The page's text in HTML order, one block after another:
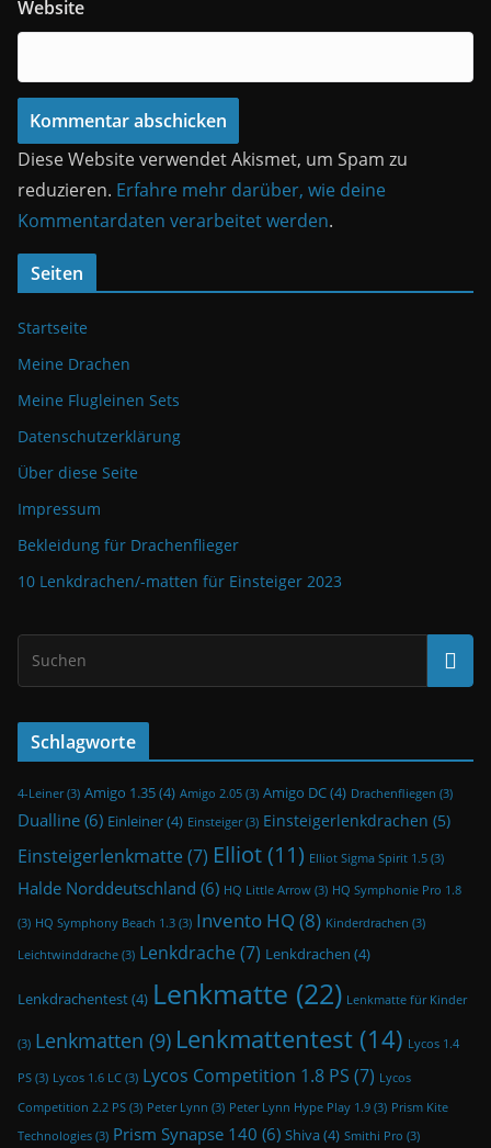
Website
Diese Website verwendet Akismet, um Spam zu
reduzieren. Erfahre mehr darüber, wie deine
Kommentardaten verarbeitet werden.
Seiten
Startseite
Meine Drachen
Meine Flugleinen Sets
Datenschutzerklärung
Über diese Seite
Impressum
Bekleidung für Drachenflieger
10 Lenkdrachen/-matten für Einsteiger 2023
Schlagworte
4-Leiner(3) Amigo 1.35(4) Amigo 2.05 (3) Amigo DC(4) Drachenfliegen (3)
Dualline(6) Einleiner(4) Einsteiger(3) Einsteigerlenkdrachen (5)
Einsteigerlenkmatte (7) Elliot(11) Elliot Sigma Spirit 1.5 (3)
Halde Norddeutschland (6) HQ Little Arrow (3) HQ Symphonie Pro 1.8
(3) HQ Symphony Beach 1.3 (3) Invento HQ(8) Kinderdrachen (3)
Leichtwinddrache (3) Lenkdrache (7) Lenkdrachen (4)
Lenkdrachentest(4) Lenkmatte (22) Lenkmatte für Kinder
(3) Lenkmatten (9) Lenkmattentest (14) Lycos 1.4
PS (3) Lycos 1.6 LC (3) Lycos Competition 1.8 PS (7) Lycos
Competition 2.2 PS (3) Peter Lynn (3) Peter Lynn Hype Play 1.9 (3) Prism Kite
Technologies (3) Prism Synapse 140 (6) Shiva(4) Smithi Pro (3)